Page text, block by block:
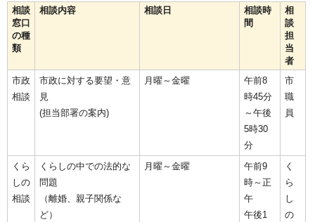
相談
窓口
の種
類
相談内容 相談日
相談時
間
相
談
担
当
者
市政
相談
市政に対する要望・意
見
(担当部署の案内)
月曜～金曜
午前8
時45分
～午後
5時30
分
市
職
員
くら
しの
相談
くらしの中での法的な
問題
（離婚、親子関係な
ど）
月曜～金曜
午前9
時～正
午
午後1
く
ら
し
の